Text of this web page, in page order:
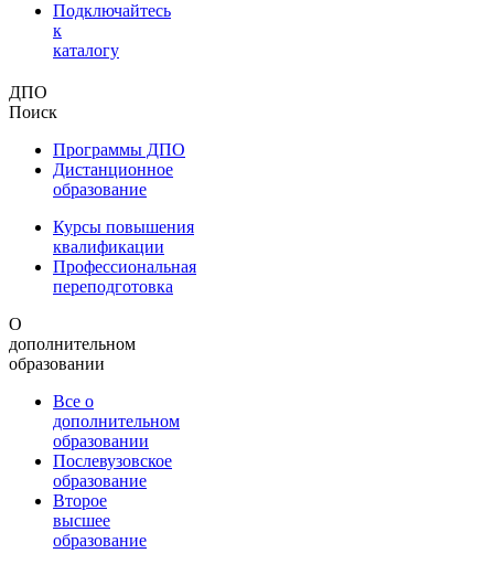
Подключайтесь
к
каталогу
ДПО
Поиск
Программы ДПО
Дистанционное
образование
Курсы повышения
квалификации
Профессиональная
переподготовка
О
дополнительном
образовании
Все о
дополнительном
образовании
Послевузовское
образование
Второе
высшее
образование